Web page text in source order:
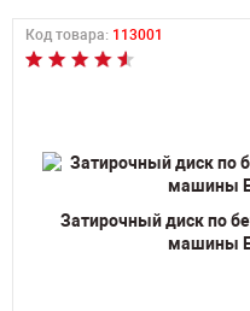
Код товара: 113001
Затирочный диск по
машины